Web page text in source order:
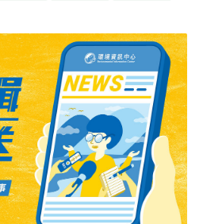
，只好增建50公分水泥護牆，
幫忙協調社區認養。